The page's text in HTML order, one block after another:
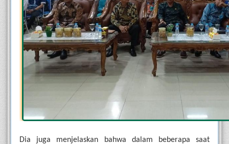
Dia juga menjelaskan bahwa dalam beberapa saat